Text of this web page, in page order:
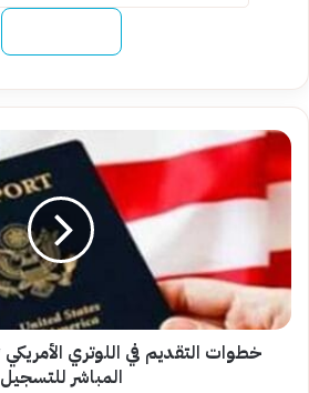
خطوات
التقديم
في
اللوتري
Dv
lottery
والرابط
المباشر
للتسجيل
المباشر للتسجيل